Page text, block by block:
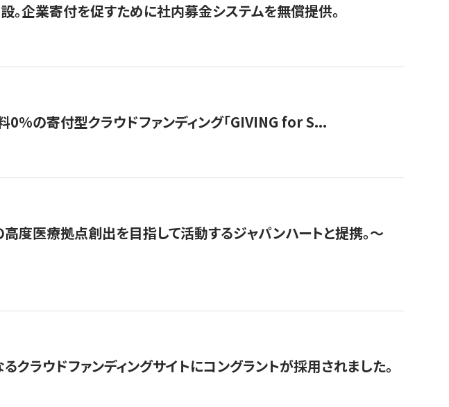
。企業寄付を促すために社内募金システムを無償提供。
0%の寄付型クラウドファンディング「GIVING for S...
度医療拠点創出を目指して活動するジャパンハートと提携。〜
ラウドファンディングサイトにコングラントが採用されました。